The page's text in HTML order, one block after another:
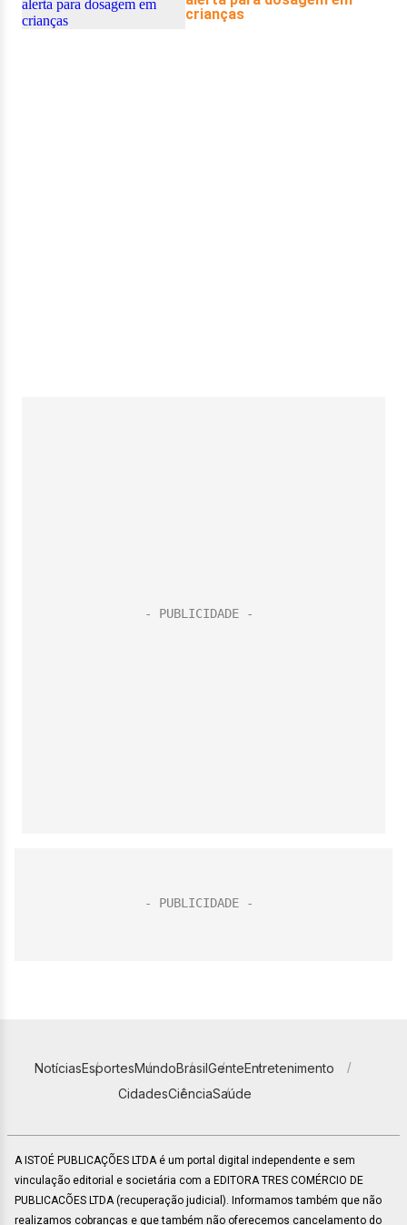
NotíciasEsportesMundoBrasilGenteEntretenimento
CidadesCiênciaSaúde
A ISTOÉ PUBLICAÇÕES LTDA é um portal digital independente e sem
vinculação editorial e societária com a EDITORA TRES COMÉRCIO DE
PUBLICACÕES LTDA (recuperação judicial). Informamos também que não
realizamos cobranças e que também não oferecemos cancelamento do